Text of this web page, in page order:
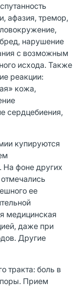
афазия, тремор,
нарушение
с возможным
исхода. Также
реакции:
кожа,
сердцебиения,
купируются
На фоне других
ее
медицинская
даже при
Другие
тракта: боль в
Прием